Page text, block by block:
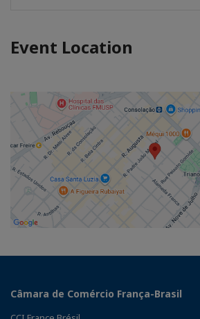
Event Location
Câmara de Comércio França-Brasil